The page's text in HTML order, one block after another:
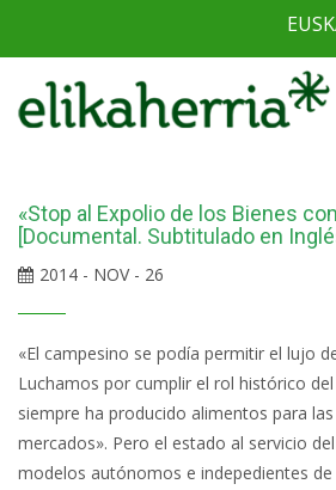
«Stop al Expolio de los Bienes
[Documental. Subtitulado en
2014 - NOV - 26
«El campesino se podía permitir el lujo
Luchamos por cumplir el rol histórico
siempre ha producido alimentos para
mercados». Pero el estado al servicio
modelos autónomos e indepedientes